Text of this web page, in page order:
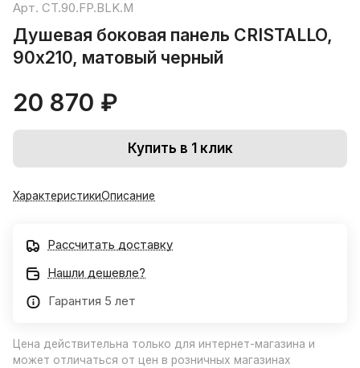
Арт. CT.90.FP.BLK.M
Душевая боковая панель CRISTALLO,
90х210, матовый черный
20 870 ₽
Купить в 1 клик
ХарактеристикиОписание
Рассчитать доставку
Нашли дешевле?
Гарантия 5 лет
Цена действительна только для интернет-магазина и
может отличаться от цен в розничных магазинах